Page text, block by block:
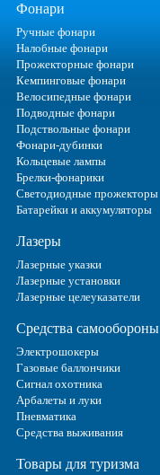
Фонари
Ручные фонари
Налобные фонари
Прожекторные фонари
Кемпинговые фонари
Велосипедные фонари
Подводные фонари
Подствольные фонари
Фонари-дубинки
Кольцевые лампы
Брелки-фонарики
Светодиодные прожекторы
Батарейки и аккумуляторы
Лазеры
Лазерные указки
Лазерные установки
Лазерные целеуказатели
Средства самообороны
Электрошокеры
Газовые баллончики
Сигнал охотника
Арбалеты и луки
Пневматика
Средства выживания
Товары для туризма